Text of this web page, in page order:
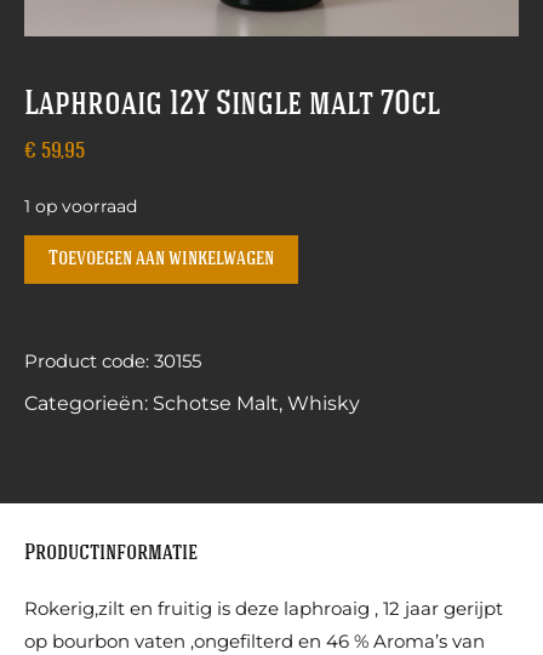
Laphroaig 12Y Single malt 70cl
€ 59,95
1 op voorraad
Toevoegen aan winkelwagen
Product code: 30155
Categorieën: Schotse Malt, Whisky
Productinformatie
Rokerig,zilt en fruitig is deze laphroaig , 12 jaar gerijpt
op bourbon vaten ,ongefilterd en 46 % Aroma’s van